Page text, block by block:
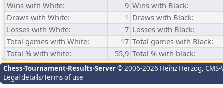
Wins with White:
9 Wins with Black:
Draws with White:
1 Draws with Black:
Losses with White:
7 Losses with Black:
Total games with White:
17 Total games with Black:
Total % with white:
55,9 Total % with black:
Chess-Tournament-Results-Server© 2006-2026 Heinz Herzog,
Legal details/Terms of use